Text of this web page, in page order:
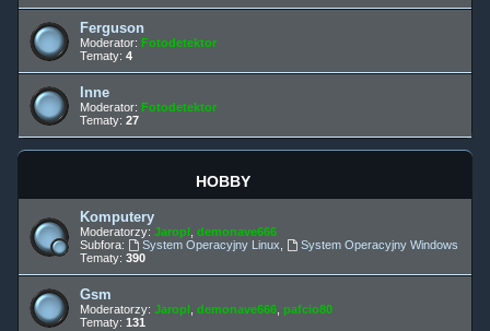
Ferguson
Moderator: Fotodetektor
Tematy: 4
Inne
Moderator: Fotodetektor
Tematy: 27
HOBBY
Komputery
Moderatorzy: Jaropl demonave666
Subfora:
System Operacyjny Linux
System Operacyjny Windows
Tematy: 390
Gsm
Moderatorzy: Jaropl demonave666 pafcio80
Tematy: 131